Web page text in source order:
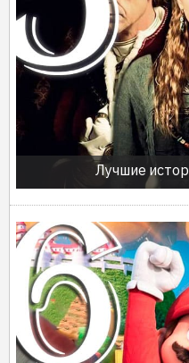
Лучшие